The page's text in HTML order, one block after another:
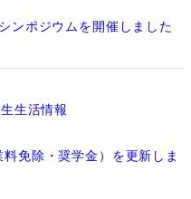
ンポジウムを開催しました
生活情報
免除・奨学金）を更新しま